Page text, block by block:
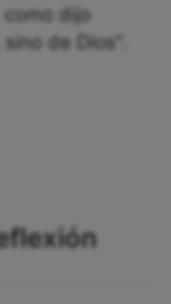
dijo
de Dios".